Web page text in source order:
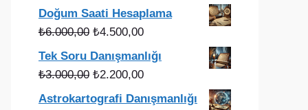
fiyat:
₺3.750,00.
andaki
fiyat:
Doğum Saati Hesaplama
₺6.000,00 Orijinal
fiyat:
₺6.000,00.
₺4.500,00Şu
andaki
fiyat:
Tek Soru Danışmanlığı
₺3.000,00 Orijinal
fiyat:
₺2.200,00Şu
Astrokartografi Danışmanlığı